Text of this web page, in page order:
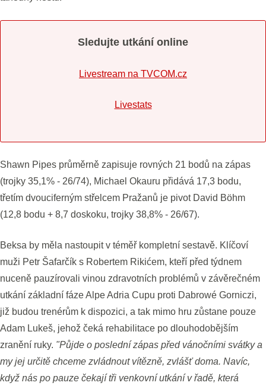
Sledujte utkání online
Livestream na TVCOM.cz
Livestats
Shawn Pipes průměrně zapisuje rovných 21 bodů na zápas
(trojky 35,1% - 26/74), Michael Okauru přidává 17,3 bodu,
třetím dvouciferným střelcem Pražanů je pivot David Böhm
(12,8 bodu + 8,7 doskoku, trojky 38,8% - 26/67).
Beksa by měla nastoupit v téměř kompletní sestavě. Klíčoví
muži Petr Šafarčík s Robertem Rikićem, kteří před týdnem
nuceně pauzírovali vinou zdravotních problémů v závěrečném
utkání základní fáze Alpe Adria Cupu proti Dabrowé Gorniczi,
již budou trenérům k dispozici, a tak mimo hru zůstane pouze
Adam Lukeš, jehož čeká rehabilitace po dlouhodobějším
zranění ruky. "Půjde o poslední zápas před vánočními svátky a
my jej určitě chceme zvládnout vítězně, zvlášť doma. Navíc,
když nás po pauze čekají tři venkovní utkání v řadě, která